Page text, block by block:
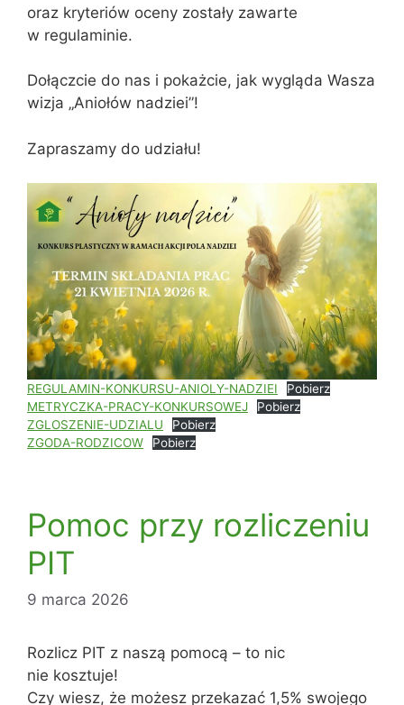
oraz kryteriów oceny zostały zawarte
w regulaminie.
Dołączcie do nas i pokażcie, jak wygląda Wasza
wizja „Aniołów nadziei”!
Zapraszamy do udziału!
REGULAMIN-KONKURSU-ANIOLY-NADZIEI
Pobierz
METRYCZKA-PRACY-KONKURSOWEJ
Pobierz
ZGLOSZENIE-UDZIALU
Pobierz
ZGODA-RODZICOW
Pobierz
Pomoc przy rozliczeniu
PIT
9 marca 2026
Rozlicz PIT z naszą pomocą – to nic
nie kosztuje!
Czy wiesz, że możesz przekazać 1,5% swojego